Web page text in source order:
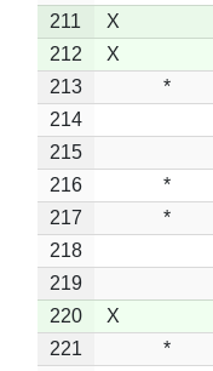
211
X
212
X
213
*
214
215
216
*
217
*
218
219
220
X
221
*